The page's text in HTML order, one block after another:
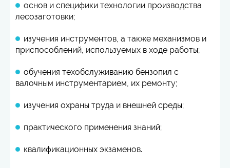
основ и специфики технологии производства
лесозаготовки;
изучения инструментов, а также механизмов и
приспособлений, используемых в ходе работы;
обучения техобслуживанию бензопил с
валочным инструментарием, их ремонту;
изучения охраны труда и внешней среды;
практического применения знаний;
квалификационных экзаменов.